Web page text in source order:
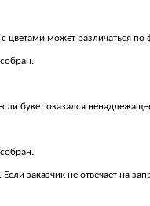
цветами может различаться
букет оказался
заказчик не отвечает на